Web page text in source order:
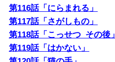
第116話「にらまれる」
第117話「さがしもの」
第118話「こっせつ_その後」
第119話「はかない」